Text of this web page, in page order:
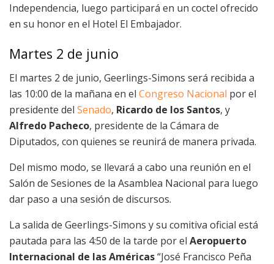
Independencia, luego participará en un coctel ofrecido
en su honor en el Hotel El Embajador.
Martes 2 de junio
El martes 2 de junio, Geerlings-Simons será recibida a
las 10:00 de la mañana en el Congreso Nacional por el
presidente del Senado, Ricardo de los Santos, y
Alfredo Pacheco, presidente de la Cámara de
Diputados, con quienes se reunirá de manera privada.
Del mismo modo, se llevará a cabo una reunión en el
Salón de Sesiones de la Asamblea Nacional para luego
dar paso a una sesión de discursos.
La salida de Geerlings-Simons y su comitiva oficial está
pautada para las 4:50 de la tarde por el Aeropuerto
Internacional de las Américas“José Francisco Peña